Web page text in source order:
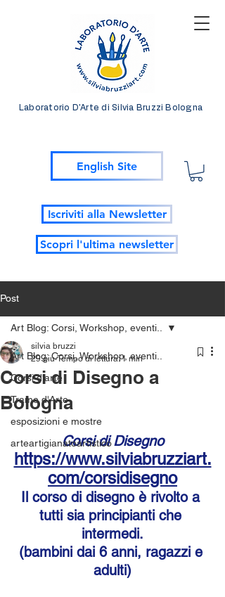
Laboratorio D'Arte di Silvia Bruzzi Bologna
English Site
Iscriviti alla Newsletter
Scopri l'ultima newsletter
Post
Art Blog: Corsi, Workshop, eventi..
Corsi d'arte
Trame d'Arte
esposizioni e mostre
arteartigianatoartistico
Art Blog: Corsi, Workshop, eventi..
Corsi di Disegno a
Bologna
silvia bruzzi
29 giu Tempo di lettura: 1 min
Corsi di Disegno
https://www.silviabruzziart.
com/corsidisegno
Il corso di disegno è rivolto a
tutti sia principianti che
intermedi.
(bambini dai 6 anni, ragazzi e
adulti)